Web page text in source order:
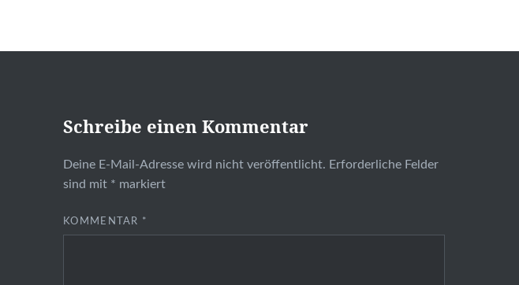
Schreibe einen Kommentar
Deine E-Mail-Adresse wird nicht veröffentlicht. Erforderliche Felder
sind mit * markiert
KOMMENTAR *